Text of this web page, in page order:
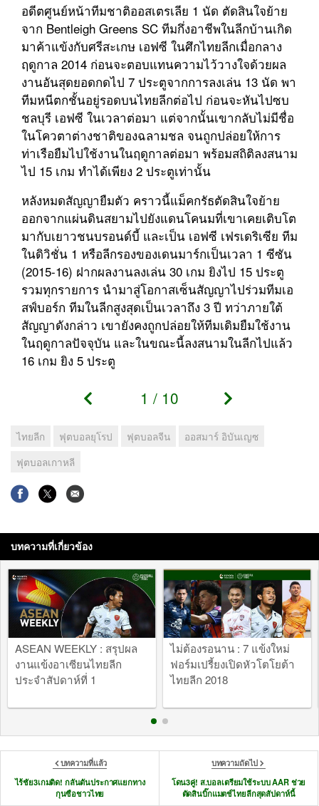
อดีตศูนย์หน้าทีมชาติออสเตรเลีย 1 นัด ตัดสินใจย้าย
จาก Bentleigh Greens SC ทีมกึ่งอาชีพในลีกบ้านเกิด
มาค้าแข้งกับศรีสะเกษ เอฟซี ในศึกไทยลีกเมื่อกลาง
ฤดูกาล 2014 ก่อนจะตอบแทนความไว้วางใจด้วยผล
งานอันสุดยอดกดไป 7 ประตูจากการลงเล่น 13 นัด พา
ทีมหนีตกชั้นอยู่รอดบนไทยลีกต่อไป ก่อนจะหันไปซบ
ชลบุรี เอฟซี ในเวลาต่อมา แต่จากนั้นเขากลับไม่มีชื่อ
ในโควตาต่างชาติของฉลามชล จนถูกปล่อยให้การ
ท่าเรือยืมไปใช้งานในฤดูกาลต่อมา พร้อมสถิติลงสนาม
ไป 15 เกม ทำได้เพียง 2 ประตูเท่านั้น
หลังหมดสัญญายืมตัว คราวนี้แม็คกรัธตัดสินใจย้าย
ออกจากแผ่นดินสยามไปยังแดนโคนมที่เขาเคยเติบโต
มากับเยาวชนบรอนด์บี้ และเป็น เอฟซี เฟรเดริเซีย ทีม
ในดิวิชั่น 1 หรือลีกรองของเดนมาร์กเป็นเวลา 1 ซีซัน
(2015-16) ฝากผลงานลงเล่น 30 เกม ยิงไป 15 ประตู
รวมทุกรายการ นำมาสู่โอกาสเซ็นสัญญาไปร่วมทีมเอ
สฟ์บอร์ก ทีมในลีกสูงสุดเป็นเวลาถึง 3 ปี ทว่าภายใต้
สัญญาดังกล่าว เขายังคงถูกปล่อยให้ทีมเดิมยืมใช้งาน
ในฤดูกาลปัจจุบัน และในขณะนี้ลงสนามในลีกไปแล้ว
16 เกม ยิง 5 ประตู
1 / 10
ไทยลีก ฟุตบอลยุโรป ฟุตบอลจีน
ออสมาร์ อิบันเญซ
ฟุตบอลเกาหลี
บทความที่เกี่ยวข้อง
ASEAN WEEKLY : สรุปผล
งานแข้งอาเซียนไทยลีก
ประจำสัปดาห์ที่ 1
ไม่ต้องรอนาน : 7 แข้งใหม่
ฟอร์มเปรี้ยงเปิดหัวโตโยต้า
ไทยลีก 2018
บทความที่แล้ว
ไร้ชัย3เกมติด! กลันตันประกาศแยกทาง
กุนซือชาวไทย
บทความถัดไป
โดน3คู่! ส.บอลเตรียมใช้ระบบ AAR ช่วย
ตัดสินบิ๊กแมตช์ไทยลีกสุดสัปดาห์นี้